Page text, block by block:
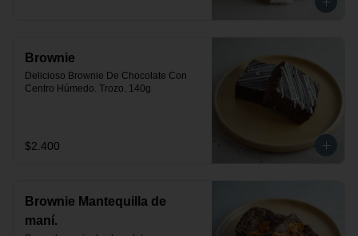
Brownie
Delicioso Brownie De Chocolate Con
Centro Húmedo. Trozo. 140g
$2.400
Brownie Mantequilla de
maní.